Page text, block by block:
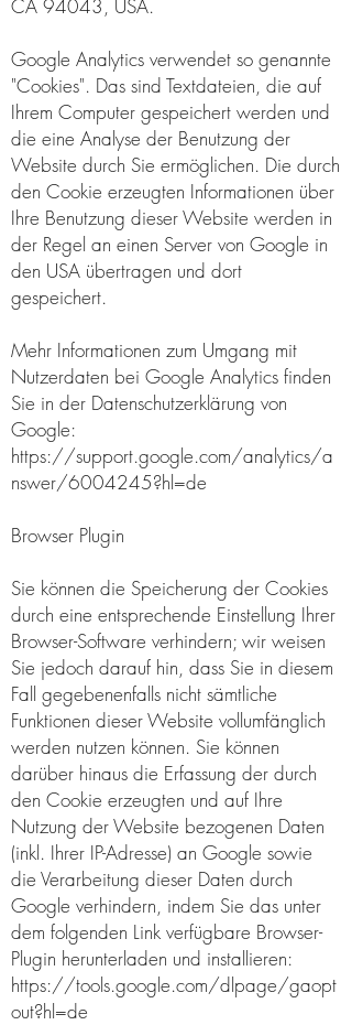
CA 94043, USA.
Google Analytics verwendet so genannte
"Cookies". Das sind Textdateien, die auf
Ihrem Computer gespeichert werden und
die eine Analyse der Benutzung der
Website durch Sie ermöglichen. Die durch
den Cookie erzeugten Informationen über
Ihre Benutzung dieser Website werden in
der Regel an einen Server von Google in
den USA übertragen und dort
gespeichert.
Mehr Informationen zum Umgang mit
Nutzerdaten bei Google Analytics finden
Sie in der Datenschutzerklärung von
Google:
https://support.google.com/analytics/a
nswer/6004245?hl=de
Browser Plugin
Sie können die Speicherung der Cookies
durch eine entsprechende Einstellung Ihrer
Browser-Software verhindern; wir weisen
Sie jedoch darauf hin, dass Sie in diesem
Fall gegebenenfalls nicht sämtliche
Funktionen dieser Website vollumfänglich
werden nutzen können. Sie können
darüber hinaus die Erfassung der durch
den Cookie erzeugten und auf Ihre
Nutzung der Website bezogenen Daten
(inkl. Ihrer IP-Adresse) an Google sowie
die Verarbeitung dieser Daten durch
Google verhindern, indem Sie das unter
dem folgenden Link verfügbare Browser-
Plugin herunterladen und installieren:
https://tools.google.com/dlpage/gaopt
out?hl=de